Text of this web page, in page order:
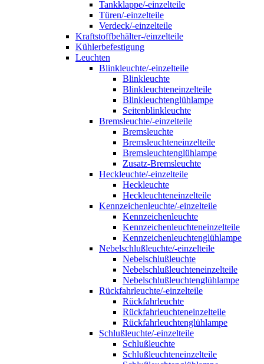
Tankklappe/-einzelteile
Türen/-einzelteile
Verdeck/-einzelteile
Kraftstoffbehälter-/einzelteile
Kühlerbefestigung
Leuchten
Blinkleuchte/-einzelteile
Blinkleuchte
Blinkleuchteneinzelteile
Blinkleuchtenglühlampe
Seitenblinkleuchte
Bremsleuchte/-einzelteile
Bremsleuchte
Bremsleuchteneinzelteile
Bremsleuchtenglühlampe
Zusatz-Bremsleuchte
Heckleuchte/-einzelteile
Heckleuchte
Heckleuchteneinzelteile
Kennzeichenleuchte/-einzelteile
Kennzeichenleuchte
Kennzeichenleuchteneinzelteile
Kennzeichenleuchtenglühlampe
Nebelschlußleuchte/-einzelteile
Nebelschlußleuchte
Nebelschlußleuchteneinzelteile
Nebelschlußleuchtenglühlampe
Rückfahrleuchte/-einzelteile
Rückfahrleuchte
Rückfahrleuchteneinzelteile
Rückfahrleuchtenglühlampe
Schlußleuchte/-einzelteile
Schlußleuchte
Schlußleuchteneinzelteile